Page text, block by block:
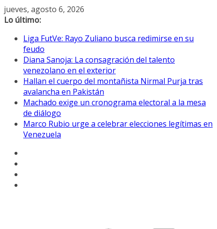
Saltar
al
jueves, agosto 6, 2026
Lo último:
Liga FutVe: Rayo Zuliano busca redimirse en su
feudo
Diana Sanoja: La consagración del talento
venezolano en el exterior
Hallan el cuerpo del montañista Nirmal Purja tras
avalancha en Pakistán
Machado exige un cronograma electoral a la mesa
de diálogo
Marco Rubio urge a celebrar elecciones legítimas en
Venezuela